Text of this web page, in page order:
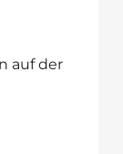
auf der